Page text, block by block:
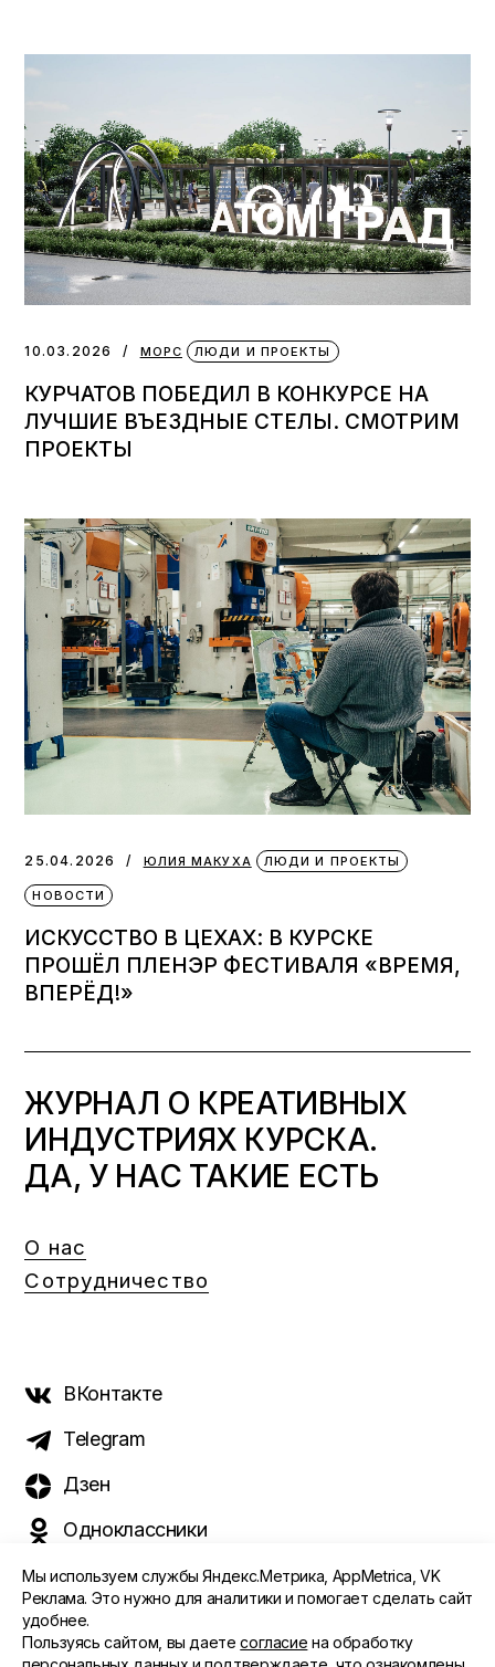
10.03.2026 МОРС ЛЮДИ И ПРОЕКТЫ
КУРЧАТОВ ПОБЕДИЛ В КОНКУРСЕ НА
ЛУЧШИЕ ВЪЕЗДНЫЕ СТЕЛЫ. СМОТРИМ
ПРОЕКТЫ
25.04.2026 ЮЛИЯ МАКУХА ЛЮДИ И ПРОЕКТЫ
НОВОСТИ
ИСКУССТВО В ЦЕХАХ: В КУРСКЕ
ПРОШЁЛ ПЛЕНЭР ФЕСТИВАЛЯ «ВРЕМЯ,
ВПЕРЁД!»
ЖУРНАЛ О КРЕАТИВНЫХ
ИНДУСТРИЯХ КУРСКА.
ДА, У НАС ТАКИЕ ЕСТЬ
О нас
Сотрудничество
ВКонтакте
Telegram
Дзен
Одноклассники
©️ 2015 - 2026 Интернет-журнал «Морс». Все права
Мы используем службы Яндекс.Метрика, AppMetrica, VK
Реклама. Это нужно для аналитики и помогает сделать сайт
удобнее.
Пользуясь сайтом, вы даетесогласие на обработку